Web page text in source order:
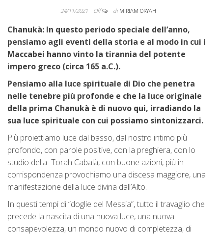
24/11/2021 Off di MIRIAM ORYAH
Chanukà: In questo periodo speciale dell’anno,
pensiamo agli eventi della storia e al modo in cui i
Maccabei hanno vinto la tirannia del potente
impero greco (circa 165 a.C.).
Pensiamo alla luce spirituale di Dio che penetra
nelle tenebre più profonde e che la luce originale
della prima Chanukà è di nuovo qui, irradiando la
sua luce spirituale con cui possiamo sintonizzarci.
Più proiettiamo luce dal basso, dal nostro intimo più
profondo, con parole positive, con la preghiera, con lo
studio della Torah Cabalà, con buone azioni, più in
corrispondenza provochiamo una discesa maggiore, una
manifestazione della luce divina dall’Alto.
In questi tempi di “doglie del Messia”, tutto il travaglio che
precede la nascita di una nuova luce, una nuova
consapevolezza, un mondo nuovo di completezza, di